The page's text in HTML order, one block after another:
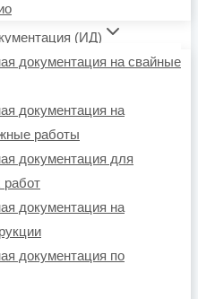
(ИД)
документация на свайные
документация на
работы
документация для
работ
документация на
документация по